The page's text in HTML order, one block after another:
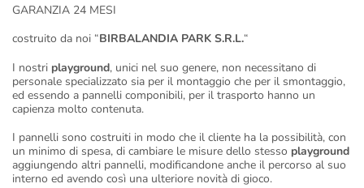
GARANZIA 24 MESI
costruito da noi “BIRBALANDIA PARK S.R.L.“
I nostri playground, unici nel suo genere, non necessitano di
personale specializzato sia per il montaggio che per il smontaggio,
ed essendo a pannelli componibili, per il trasporto hanno un
capienza molto contenuta.
I pannelli sono costruiti in modo che il cliente ha la possibilità, con
un minimo di spesa, di cambiare le misure dello stesso playground
aggiungendo altri pannelli, modificandone anche il percorso al suo
interno ed avendo così una ulteriore novità di gioco.